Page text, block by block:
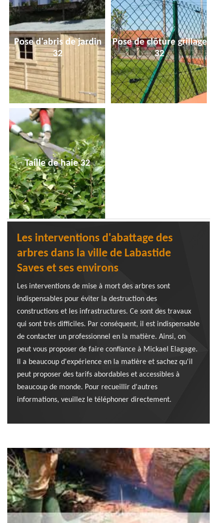
Pose d'abris de jardin
32
Pose de clôture grillage
32
Taille de haie 32
Les interventions d'abattage des
arbres dans la ville de Labastide
Saves et ses environs
Les interventions de mise à mort des arbres sont
indispensables pour éviter la destruction des
constructions et les infrastructures. Ce sont des travaux
qui sont très difficiles. Par conséquent, il est indispensable
de contacter un professionnel en la matière. Ainsi, on
peut vous proposer de faire confiance à Mickael Elagage.
Il a beaucoup d'expérience en la matière et sachez qu'il
peut proposer des tarifs abordables et accessibles à
beaucoup de monde. Pour recueillir d'autres
informations, veuillez le téléphoner directement.